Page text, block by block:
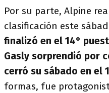
Por su parte, Alpine
clasificación este
finalizó en el 14°
Gasly sorprendió por
cerró su sábado en el
formas, fue